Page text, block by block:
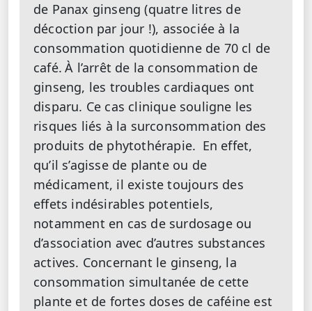
de Panax ginseng (quatre litres de
décoction par jour !), associée à la
consommation quotidienne de 70 cl de
café. À l’arrêt de la consommation de
ginseng, les troubles cardiaques ont
disparu. Ce cas clinique souligne les
risques liés à la surconsommation des
produits de phytothérapie. En effet,
qu’il s’agisse de plante ou de
médicament, il existe toujours des
effets indésirables potentiels,
notamment en cas de surdosage ou
d’association avec d’autres substances
actives. Concernant le ginseng, la
consommation simultanée de cette
plante et de fortes doses de caféine est